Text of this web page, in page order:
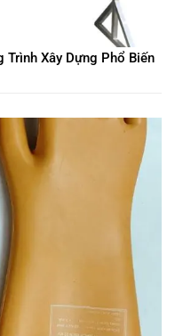
Trình Xây Dựng Phổ Biến